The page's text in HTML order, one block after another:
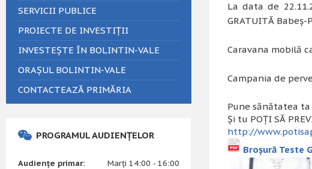
La data de
GRATUITĂ
Caravana mobilă
Campania de
Pune sănătatea
Și tu POȚI SĂ
http://
Broșură Teste
SERVICII PUBLICE
PROIECTE DE INVESTIȚII
INVESTEȘTE ÎN BOLINTIN-VALE
ORAȘUL BOLINTIN-VALE
CONTACTEAZĂ PRIMĂRIA
PROGRAMUL AUDIENȚELOR
Audiențe primar:
Marți 14:00 - 16:00